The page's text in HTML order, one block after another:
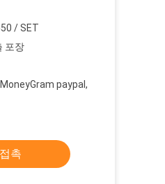
/ SET
포장
paypal,
접촉